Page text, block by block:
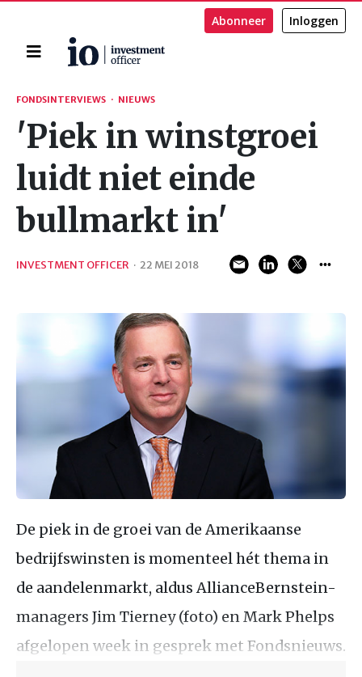
Home
Abonneer Inloggen
Zoeken
FONDSINTERVIEWS · NIEUWS
'Piek in winstgroei
luidt niet einde
bullmarkt in'
INVESTMENT OFFICER · 22 MEI 2018
De piek in de groei van de Amerikaanse
bedrijfswinsten is momenteel hét thema in
de aandelenmarkt, aldus AllianceBernstein-
managers Jim Tierney (foto) en Mark Phelps
afgelopen week in gesprek met Fondsnieuws.